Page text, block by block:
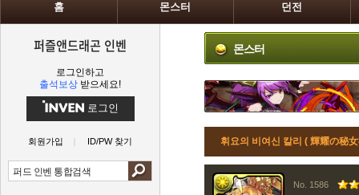
홈 몬스터 던전
퍼즐앤드래곤 인벤
로그인하고
출석보상 받으세요!
로그인
회원가입 ID/PW 찾기
몬스터
휘요의 비여신 칼리 ( 輝耀の秘
No. 1586